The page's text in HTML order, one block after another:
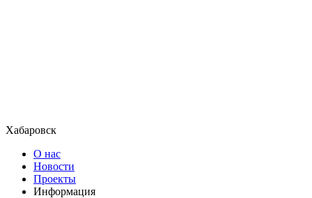
Хабаровск
О нас
Новости
Проекты
Информация